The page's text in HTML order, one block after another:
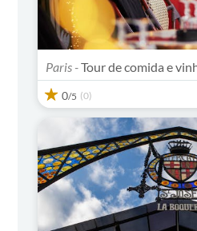
Paris -Tour de comida e
0/5 (0)